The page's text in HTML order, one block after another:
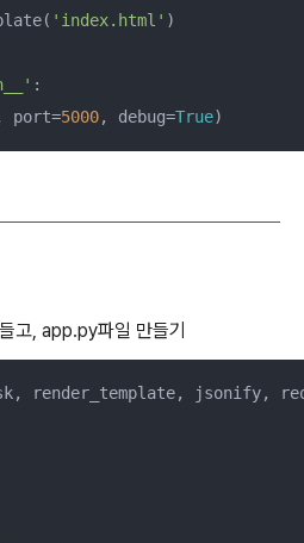
'index.html' )
:
port=5000, debug=True)
, app.py파일 만들기
render_template, jsonify,